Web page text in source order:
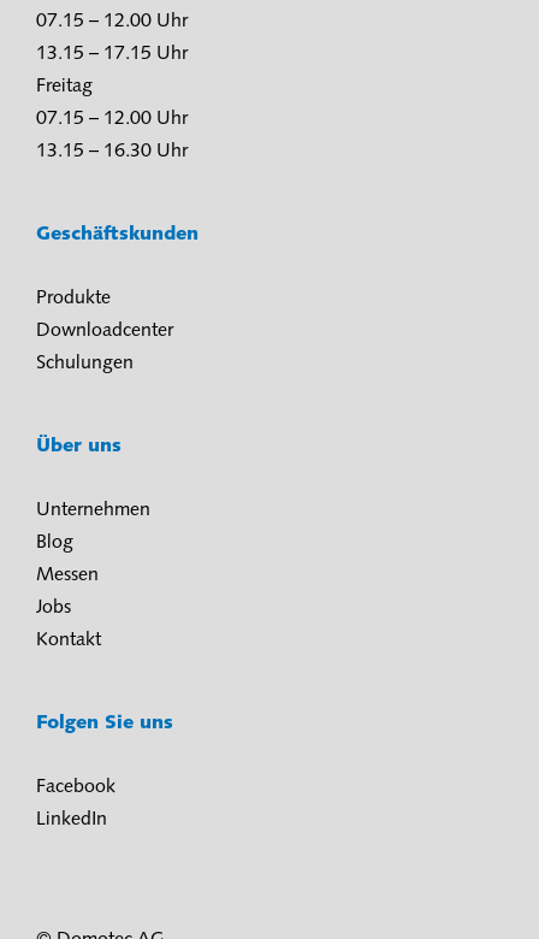
07.15 – 12.00 Uhr
13.15 – 17.15 Uhr
Freitag
07.15 – 12.00 Uhr
13.15 – 16.30 Uhr
Geschäftskunden
Produkte
Downloadcenter
Schulungen
Über uns
Unternehmen
Blog
Messen
Jobs
Kontakt
Folgen Sie uns
Facebook
LinkedIn